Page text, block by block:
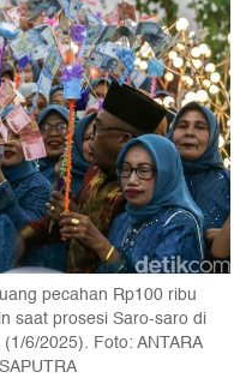
pecahan Rp100 ribu
saat prosesi Saro-saro di
6/2025). Foto: ANTARA